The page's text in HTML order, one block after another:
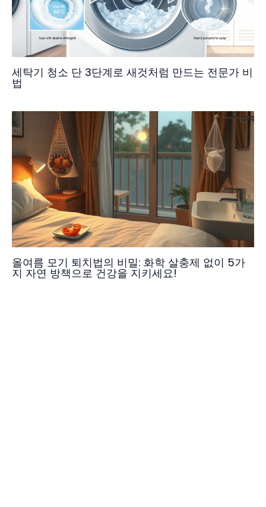
세탁기 청소 단 3단계로 새것처럼 만드는 전문가 비
법
올여름 모기 퇴치법의 비밀: 화학 살충제 없이 5가
지 자연 방책으로 건강을 지키세요!